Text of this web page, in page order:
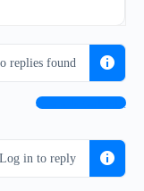
replies found.
برای پاسخ وارد شوید
Log in to reply.